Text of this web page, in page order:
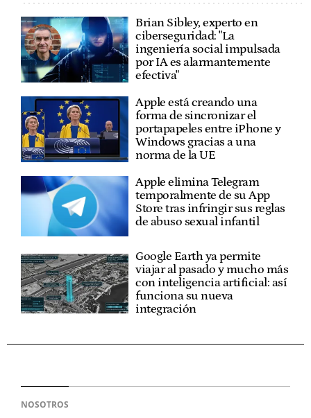
Brian Sibley, experto en
ciberseguridad: "La
ingeniería social impulsada
por IA es alarmantemente
efectiva"
Apple está creando una
forma de sincronizar el
portapapeles entre iPhone y
Windows gracias a una
norma de la UE
Apple elimina Telegram
temporalmente de su App
Store tras infringir sus reglas
de abuso sexual infantil
Google Earth ya permite
viajar al pasado y mucho más
con inteligencia artificial: así
funciona su nueva
integración
NOSOTROS